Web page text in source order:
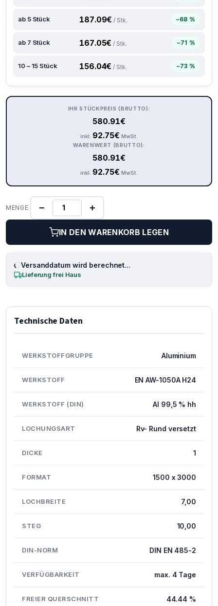
ab 5 Stück 187.09€ / Stk. −68 %
ab 7 Stück 167.05€ / Stk. −71 %
10 – 15 Stück 156.04€ / Stk. −73 %
IHR STÜCKPREIS (BRUTTO):
580.91€
inkl. 92.75€ MwSt.
WARENWERT (BRUTTO):
580.91€
inkl. 92.75€ MwSt.
MENGE − +
IN DEN WARENKORB LEGEN
Versanddatum wird berechnet...
Lieferung frei Haus
Technische Daten
WERKSTOFFGRUPPE Aluminium
WERKSTOFF EN AW-1050A H24
WERKSTOFF (DIN) Al 99,5 % hh
LOCHUNGSART Rv- Rund versetzt
DICKE 1
FORMAT 1500 x 3000
LOCHBREITE 7,00
STEG 10,00
DIN-NORM DIN EN 485-2
VERFÜGBARKEIT max. 4 Tage
FREIER QUERSCHNITT 44.44 %